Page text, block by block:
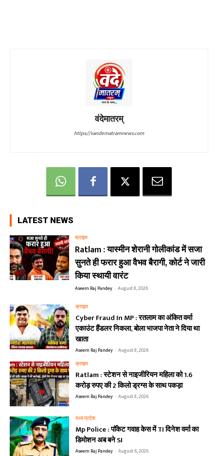
वंदेमातरम्
https://vandematramnews.com
LATEST NEWS
क्राइम
Ratlam : यास्मीन शेरानी गोलीकांड में सजा
सुनते ही फरार हुआ वैभव बैरागी, कोर्ट ने जारी
किया स्थायी वारंट
Aseem Raj Pandey - August 8, 2026
क्राइम
Cyber Fraud In MP : रतलाम का अंकित वर्मा
एकाउंट हैंडलर निकला, बोला भाजपा नेता ने दिया था
खाता
Aseem Raj Pandey - August 8, 2026
क्राइम
Ratlam : स्टेशन से नाइजीरियन महिला को 1.6
करोड़ रुपए की 2 किलो ड्रग्स के साथ पकड़ा
Aseem Raj Pandey - August 8, 2026
मध्य प्रदेश
Mp Police : पॉकेट गवाह केस में TI दिनेश वर्मा का
डिमोशन अब बने SI
Aseem Raj Pandey - August 6, 2026